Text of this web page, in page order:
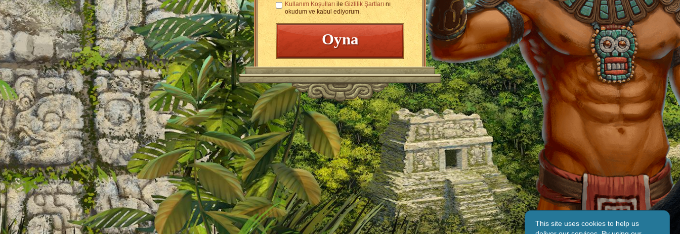
Kullanım Koşulları ileGizlilik Şartlarını
okudum ve kabul ediyorum.
This site uses cookies to help us